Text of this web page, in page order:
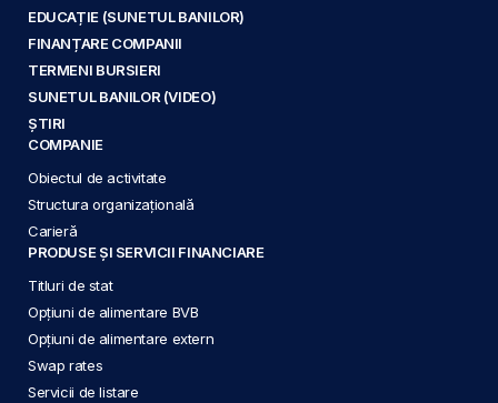
EDUCAȚIE (SUNETUL BANILOR)
FINANȚARE COMPANII
TERMENI BURSIERI
SUNETUL BANILOR (VIDEO)
ȘTIRI
COMPANIE
Obiectul de activitate
Structura organizațională
Carieră
PRODUSE ȘI SERVICII FINANCIARE
Titluri de stat
Opțiuni de alimentare BVB
Opțiuni de alimentare extern
Swap rates
Servicii de listare